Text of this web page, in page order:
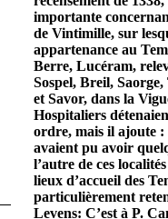
importante
de Vintimille, sur
appartenance au
Berre, Lucéram,
Sospel, Breil,
et Savor, dans la
Hospitaliers
ordre, mais il ajoute :
avaient pu avoir
l’autre de ces
lieux d’accueil des
particulièrement
Levens: C’est à P.